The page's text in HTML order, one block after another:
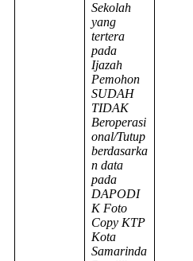
Sekolah
yang
tertera
pada
Ijazah
Pemohon
SUDAH
TIDAK
Beroperasi
onal/Tutup
berdasarka
n data
pada
DAPODI
K Foto
Copy KTP
Kota
Samarinda